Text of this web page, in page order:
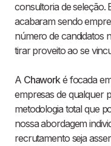
consultoria de seleção.
acabaram sendo
número de candidatos
tirar proveito ao se
A Chaworké focada
empresas de qualquer
metodologia total que
nossa abordagem
recrutamento seja